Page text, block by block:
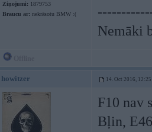
Ziņojumi: 1879753
Braucu ar: nekrāsotu BMW :(
Nemāki
howitzer 14. Oct 2016, 12:25
F10 nav
Bļin,